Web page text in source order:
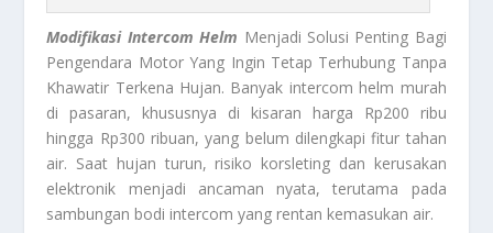
Modifikasi Intercom Helm Menjadi Solusi Penting Bagi
Pengendara Motor Yang Ingin Tetap Terhubung Tanpa
Khawatir Terkena Hujan. Banyak intercom helm murah
di pasaran, khususnya di kisaran harga Rp200 ribu
hingga Rp300 ribuan, yang belum dilengkapi fitur tahan
air. Saat hujan turun, risiko korsleting dan kerusakan
elektronik menjadi ancaman nyata, terutama pada
sambungan bodi intercom yang rentan kemasukan air.